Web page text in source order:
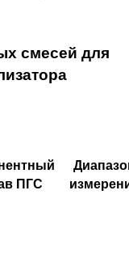
смесей для
ПГС